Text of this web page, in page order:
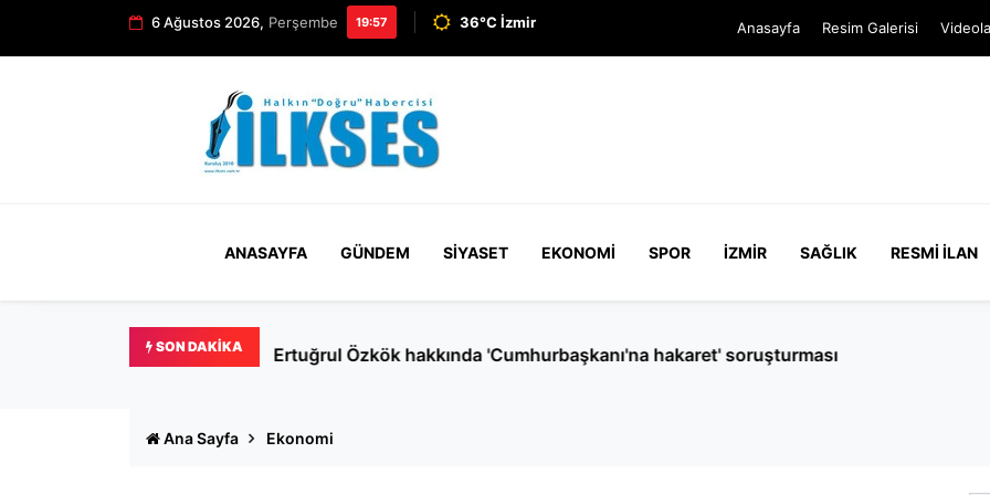
6 Ağustos 2026, Perşembe 19:57 36°C İzmir Anasayfa Resim Galerisi
ANASAYFA GÜNDEM SIYASET EKONOMI SPOR İZMIR SAĞLIK RESMI İLAN
SON DAKIKA Ertuğrul Özkök hakkında 'Cumhurbaşkanı'na hakaret' soruşturması
Ana Sayfa Ekonomi